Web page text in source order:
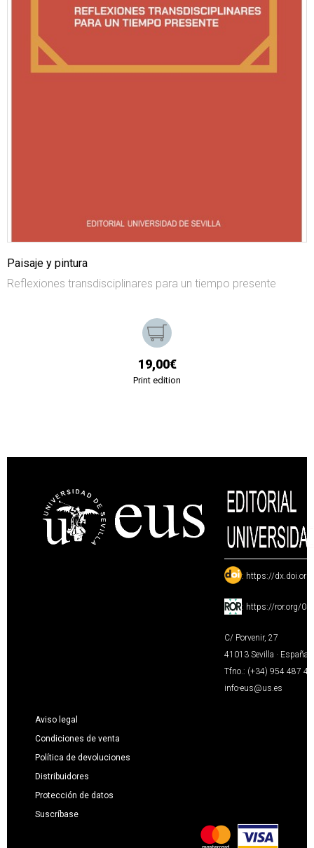
Paisaje y pintura
Reflexiones transdisciplinares para un tiempo presente
19,00€
Print edition
: https://
: https://ror.org/
C/ Porvenir, 27
41013 Sevilla · España
Tfno.: (+34) 954 487
info-eus@us.es
Aviso legal
Condiciones de venta
Política de devoluciones
Distribuidores
Protección de datos
Suscríbase